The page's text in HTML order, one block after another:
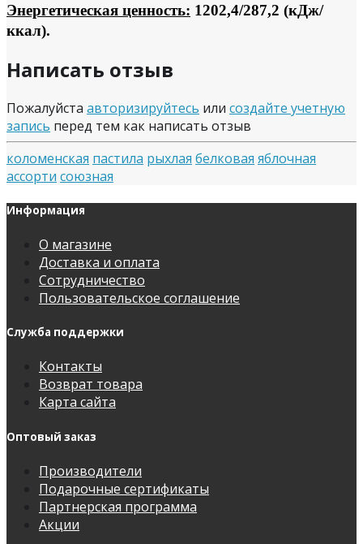
Энергетическая ценность: 1202,4/287,2 (кДж/
ккал).
Написать отзыв
Пожалуйста авторизируйтесь или создайте учетную
запись перед тем как написать отзыв
коломенская пастила рыхлая белковая яблочная
ассорти союзная
Информация
О магазине
Доставка и оплата
Сотрудничество
Пользовательское соглашение
Служба поддержки
Контакты
Возврат товара
Карта сайта
Оптовый заказ
Производители
Подарочные сертификаты
Партнерская программа
Акции